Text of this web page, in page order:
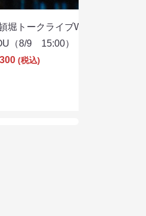
堀トークライブWITH
（8/9 15:00）
(税込)